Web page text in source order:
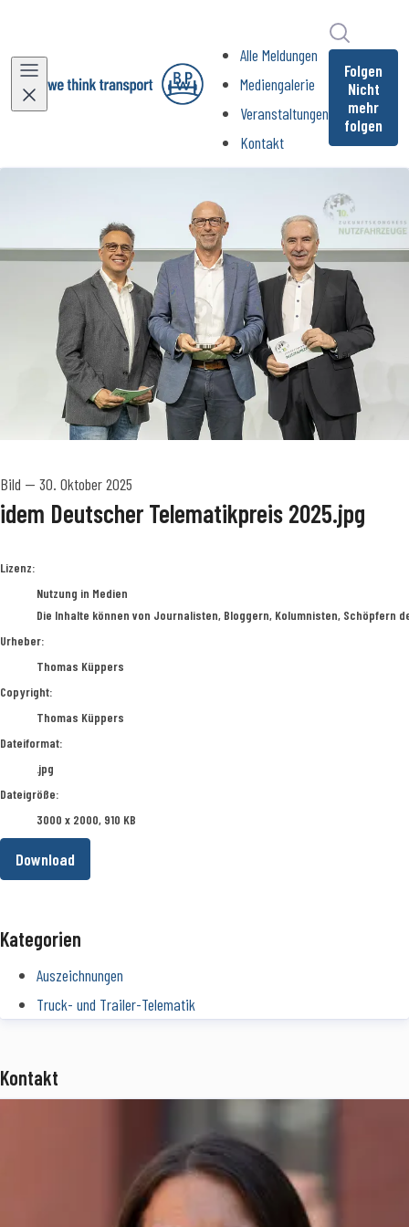
Alle Meldungen
Mediengalerie
Veranstaltungen
Kontakt
Folgen
Nicht
mehr
folgen
Bild — 30. Oktober 2025
idem Deutscher Telematikpreis 2025.jpg
Thomas Küppers
Lizenz:
Nutzung in Medien
Die Inhalte können von Journalisten, Bloggern, Kolumnisten,
Urheber:
Thomas Küppers
Copyright:
Thomas Küppers
Dateiformat:
.jpg
Dateigröße:
3000 x 2000, 910 KB
Download
Kategorien
Auszeichnungen
Truck- und Trailer-Telematik
Kontakt